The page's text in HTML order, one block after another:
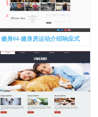
健身04-健身房运动介绍响应式